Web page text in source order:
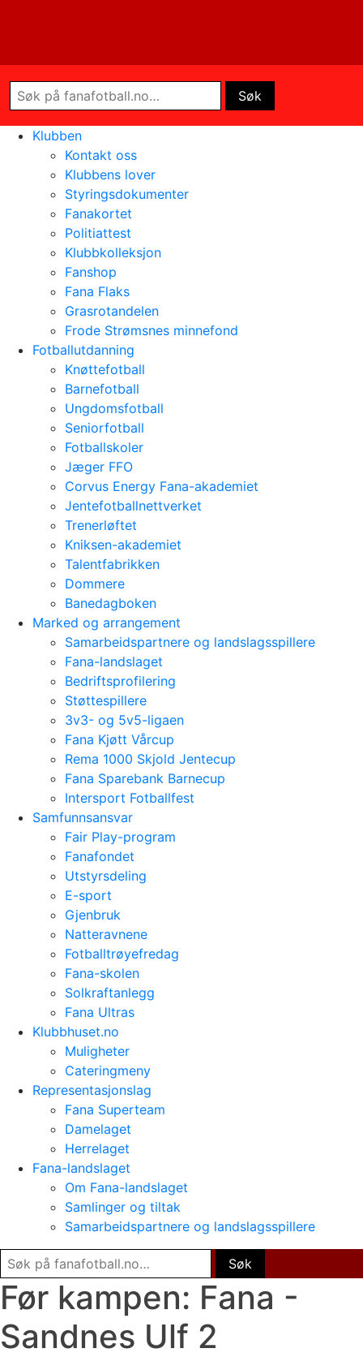
Klubben
Kontakt oss
Klubbens lover
Styringsdokumenter
Fanakortet
Politiattest
Klubbkolleksjon
Fanshop
Fana Flaks
Grasrotandelen
Frode Strømsnes minnefond
Fotballutdanning
Knøttefotball
Barnefotball
Ungdomsfotball
Seniorfotball
Fotballskoler
Jæger FFO
Corvus Energy Fana-akademiet
Jentefotballnettverket
Trenerløftet
Kniksen-akademiet
Talentfabrikken
Dommere
Banedagboken
Marked og arrangement
Samarbeidspartnere og landslagsspillere
Fana-landslaget
Bedriftsprofilering
Støttespillere
3v3- og 5v5-ligaen
Fana Kjøtt Vårcup
Rema 1000 Skjold Jentecup
Fana Sparebank Barnecup
Intersport Fotballfest
Samfunnsansvar
Fair Play-program
Fanafondet
Utstyrsdeling
E-sport
Gjenbruk
Natteravnene
Fotballtrøyefredag
Fana-skolen
Solkraftanlegg
Fana Ultras
Klubbhuset.no
Muligheter
Cateringmeny
Representasjonslag
Fana Superteam
Damelaget
Herrelaget
Fana-landslaget
Om Fana-landslaget
Samlinger og tiltak
Samarbeidspartnere og landslagsspillere
Før kampen: Fana -
Sandnes Ulf 2